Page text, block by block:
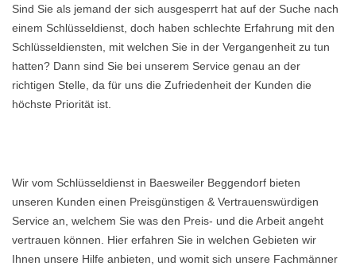
Sind Sie als jemand der sich ausgesperrt hat auf der Suche nach
einem Schlüsseldienst, doch haben schlechte Erfahrung mit den
Schlüsseldiensten, mit welchen Sie in der Vergangenheit zu tun
hatten? Dann sind Sie bei unserem Service genau an der
richtigen Stelle, da für uns die Zufriedenheit der Kunden die
höchste Priorität ist.
Wir vom Schlüsseldienst in Baesweiler Beggendorf bieten
unseren Kunden einen Preisgünstigen & Vertrauenswürdigen
Service an, welchem Sie was den Preis- und die Arbeit angeht
vertrauen können. Hier erfahren Sie in welchen Gebieten wir
Ihnen unsere Hilfe anbieten, und womit sich unsere Fachmänner